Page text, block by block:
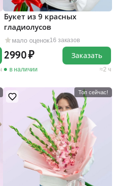
мало оценок16 заказов
Букет из 9 красных
гладиолусов
2990
в наличии 2 ч
Заказать
Топ сейчас!